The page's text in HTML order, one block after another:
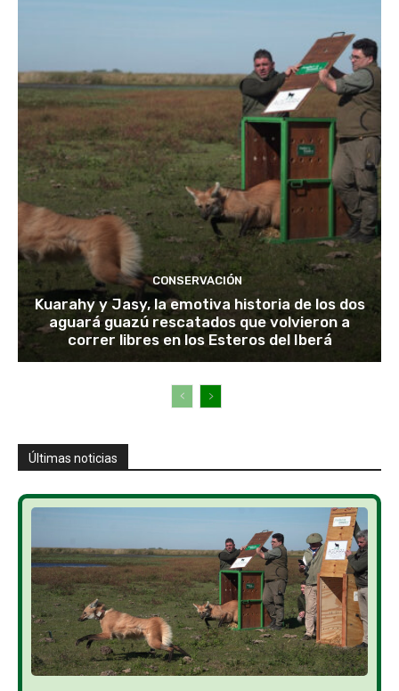
CONSERVACIÓN
Kuarahy y Jasy, la emotiva historia de los dos
aguará guazú rescatados que volvieron a
correr libres en los Esteros del Iberá
Últimas noticias